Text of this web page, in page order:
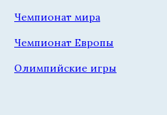
Чемпионат мира
Чемпионат Европы
Олимпийские игры